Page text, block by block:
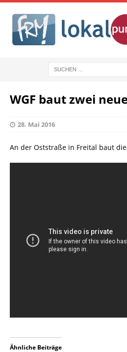
WGF baut zwei
28. Mai 2016
An der Oststraße in Freital baut die
Ähnliche Beiträge